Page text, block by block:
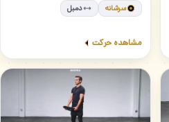
سرشانه دمبل
مشاهده حرکت